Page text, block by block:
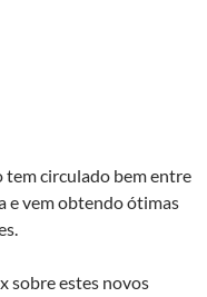
tem circulado bem entre
e vem obtendo ótimas
sobre estes novos